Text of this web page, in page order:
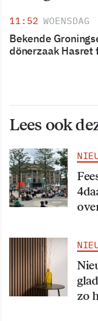
11:52 WOENSDAG
Bekende
dönerzaak Hasret
Lees ook
zo